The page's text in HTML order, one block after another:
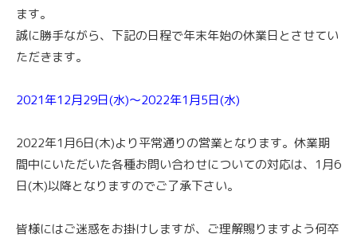
ます。
誠に勝手ながら、下記の日程で年末年始の休業日とさせてい
ただきます。
2021年12月29日(水)～2022年1月5日(水)
2022年1月6日(木)より平常通りの営業となります。休業期
間中にいただいた各種お問い合わせについての対応は、1月6
日(木)以降となりますのでご了承下さい。
皆様にはご迷惑をお掛けしますが、ご理解賜りますよう何卒